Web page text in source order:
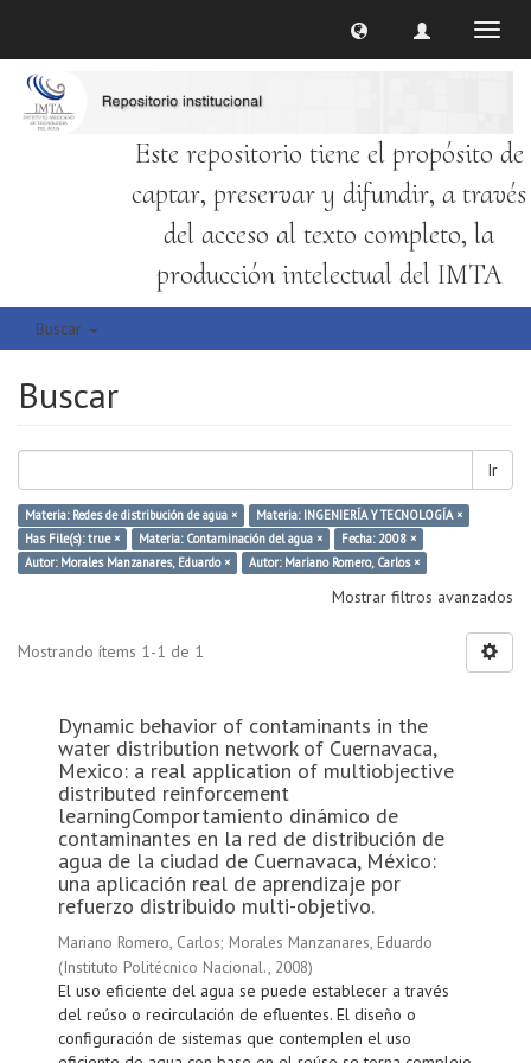
Este repositorio tiene el propósito de
captar, preservar y difundir, a través
del acceso al texto completo, la
producción intelectual del IMTA
Buscar
Buscar
Ir
Materia: Redes de distribución de agua ×
Materia: INGENIERÍA Y TECNOLOGÍA ×
Has File(s): true ×
Materia: Contaminación del agua ×
Fecha: 2008 ×
Autor: Morales Manzanares, Eduardo ×
Autor: Mariano Romero, Carlos ×
Mostrar filtros avanzados
Mostrando ítems 1-1 de 1
Dynamic behavior of contaminants in the
water distribution network of Cuernavaca,
Mexico: a real application of multiobjective
distributed reinforcement
learningComportamiento dinámico de
contaminantes en la red de distribución de
agua de la ciudad de Cuernavaca, México:
una aplicación real de aprendizaje por
refuerzo distribuido multi-objetivo.
Mariano Romero, Carlos; Morales Manzanares, Eduardo
(Instituto Politécnico Nacional., 2008)
El uso eficiente del agua se puede establecer a través
del reúso o recirculación de efluentes. El diseño o
configuración de sistemas que contemplen el uso